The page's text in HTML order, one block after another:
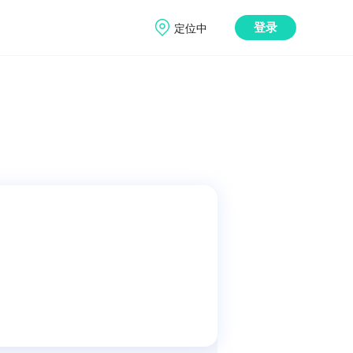
定位中 登录